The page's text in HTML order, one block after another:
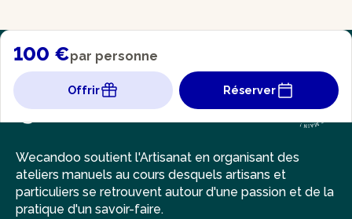
100 €par personne
Offrir Réserver
Wecandoo soutient l'Artisanat en organisant des
ateliers manuels au cours desquels artisans et
particuliers se retrouvent autour d'une passion et de la
pratique d'un savoir-faire.